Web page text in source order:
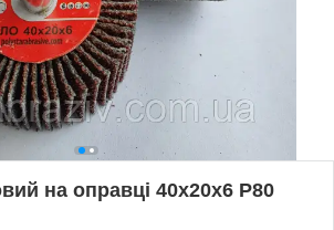
на оправці 40x20x6 P80